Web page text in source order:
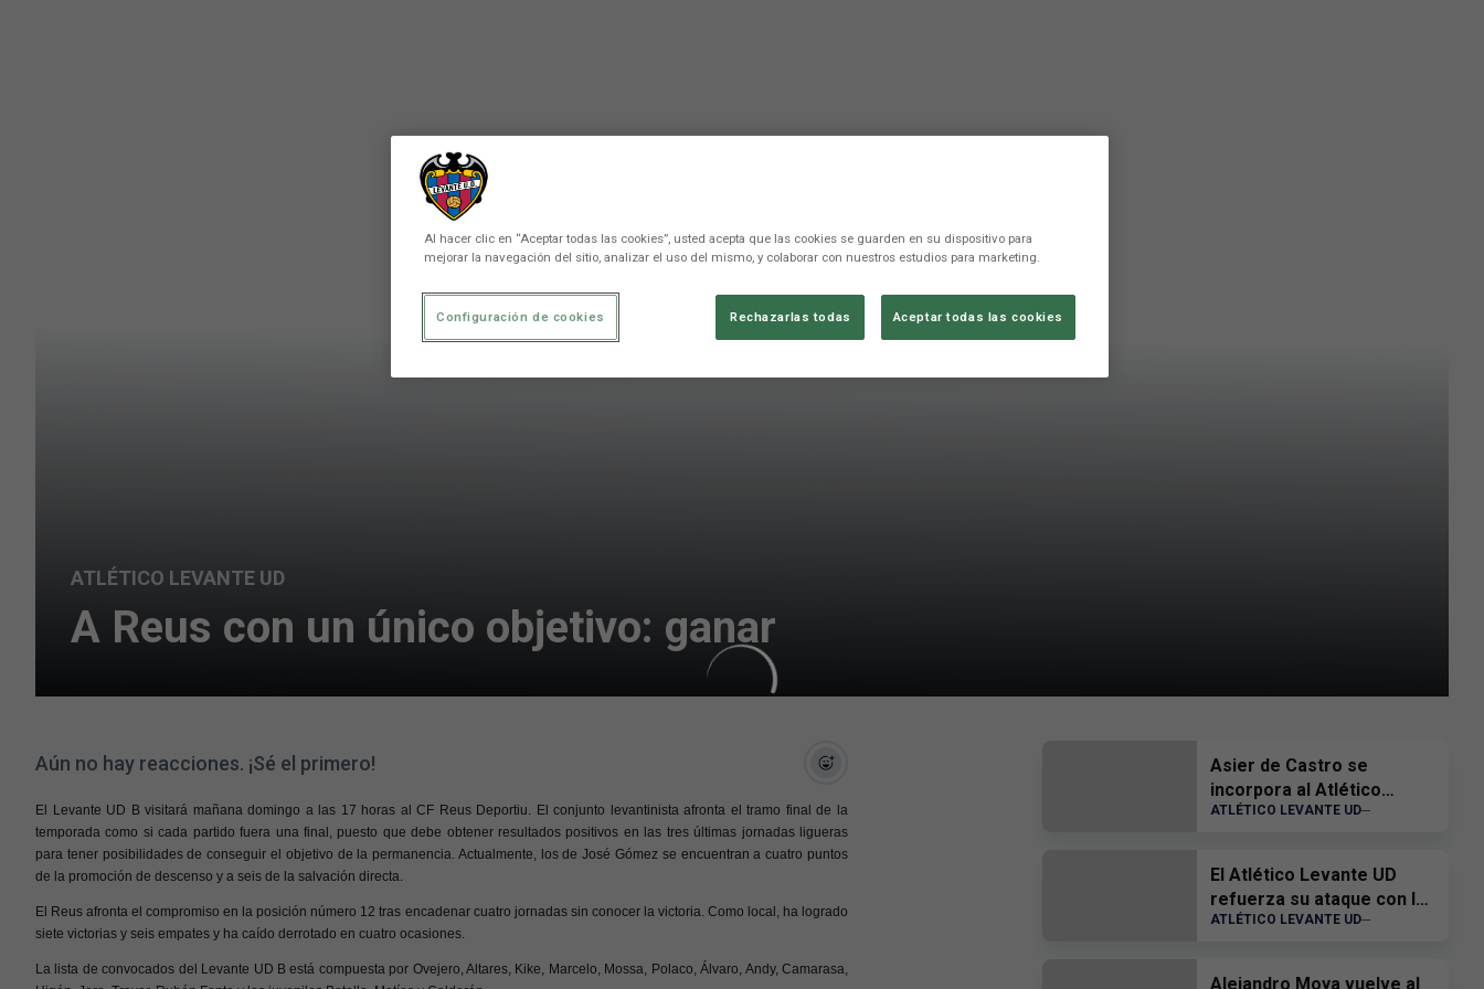
ATLÉTICO LEVANTE UD
A Reus con un único objetivo: ganar
Aún no hay reacciones. ¡Sé el primero!
El Levante UD B visitará mañana domingo a las 17 horas al CF Reus Deportiu. El conjunto levantinista afronta el tramo final de la
temporada como si cada partido fuera una final, puesto que debe obtener resultados positivos en las tres últimas jornadas ligueras
para tener posibilidades de conseguir el objetivo de la permanencia. Actualmente, los de José Gómez se encuentran a cuatro puntos
de la promoción de descenso y a seis de la salvación directa.
El Reus afronta el compromiso en la posición número 12 tras encadenar cuatro jornadas sin conocer la victoria. Como local, ha logrado
siete victorias y seis empates y ha caído derrotado en cuatro ocasiones.
La lista de convocados del Levante UD B está compuesta por Ovejero, Altares, Kike, Marcelo, Mossa, Polaco, Álvaro, Andy, Camarasa,
Asier de Castro se
incorpora al Atlético
Levante UD
ATLÉTICO LEVANTE UD
El Atlético Levante UD
refuerza su ataque con la
incorporación de Hugo
ATLÉTICO LEVANTE UD
Alejandro Moya vuelve al
Al hacer clic en “Aceptar todas las cookies”, usted acepta que las cookies se guarden en su dispositivo para
mejorar la navegación del sitio, analizar el uso del mismo, y colaborar con nuestros estudios para marketing.
Rechazarlas todas Aceptar todas las cookies
Configuración de cookies